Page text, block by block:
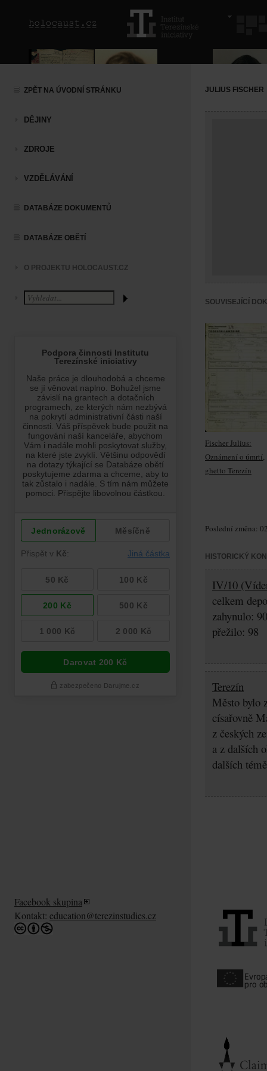
ZPĚT NA ÚVODNÍ STRÁNKU
DĚJINY
ZDROJE
VZDĚLÁVÁNÍ
DATABÁZE DOKUMENTŮ
DATABÁZE OBĚTÍ
O PROJEKTU HOLOCAUST.CZ
JULIUS FISCHER
SOUVISEJÍCÍ
Fischer Julius:
Oznámení o úmrtí,
ghetto Terezín
Poslední změna:
HISTORICKÝ
IV/10
celkem
zahynulo:
přežilo: 98
Terezín
Město bylo
císařovně
z českých
a z dalších
dalších
Facebook skupina
Kontakt: education@terezinstudies.cz